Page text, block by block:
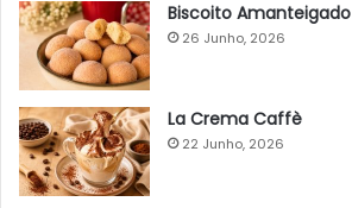
Biscoito Amanteigado
26 Junho, 2026
La Crema Caffè
22 Junho, 2026